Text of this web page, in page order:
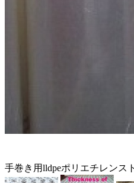
手巻き用lldpeポリエチレンス